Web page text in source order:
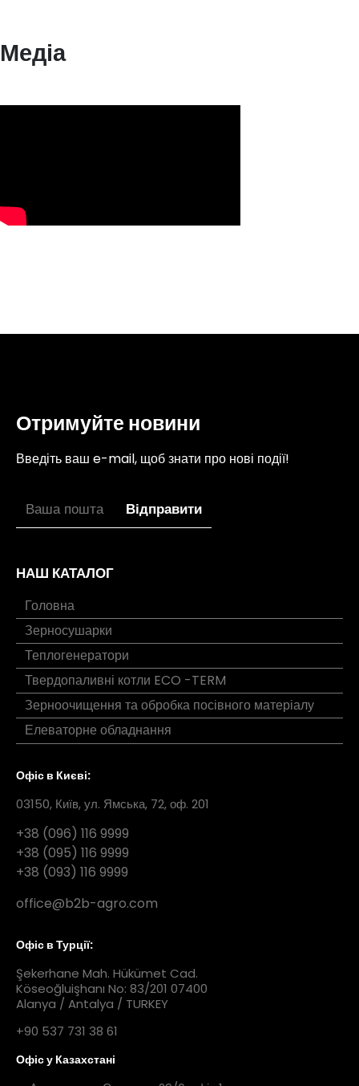
Медіа
Отримуйте новини
Введіть ваш e-mail, щоб знати про нові події!
НАШ КАТАЛОГ
Головна
Зерносушарки
Теплогенератори
Твердопаливні котли ECO -TERM
Зерноочищення та обробка посівного матеріалу
Елеваторне обладнання
Офіс в Києві:
03150, Київ, ул. Ямська, 72, оф. 201
+38 (096) 116 9999
+38 (095) 116 9999
+38 (093) 116 9999
office@b2b-agro.com
Офіс в Турції:
Şekerhane Mah. Hükümet Cad.
Köseoğluişhanı No: 83/201 07400
Alanya / Antalya / TURKEY
+90 537 731 38 61
Офіс у Казахстані